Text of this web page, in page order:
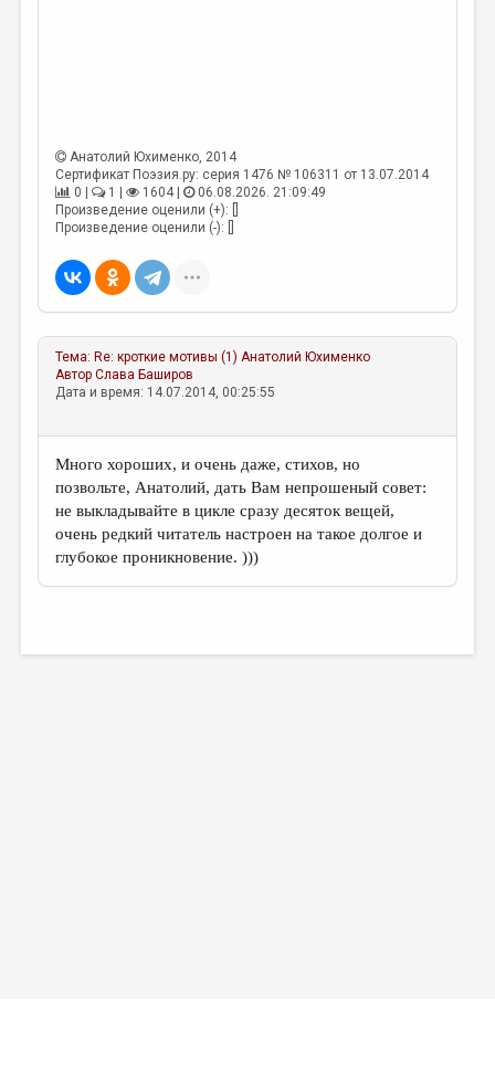
Анатолий Юхименко, 2014
Сертификат Поэзия.ру: серия 1476 № 106311 от 13.07.2014
0 |
1 | 1604 |
06.08.2026. 21:09:49
Произведение оценили (+): []
Произведение оценили (-): []
Тема: Re: кроткие мотивы (1) Анатолий Юхименко
АвторСлава Баширов
Дата и время: 14.07.2014, 00:25:55
Много хороших, и очень даже, стихов, но
позвольте, Анатолий, дать Вам непрошеный совет:
не выкладывайте в цикле сразу десяток вещей,
очень редкий читатель настроен на такое долгое и
глубокое проникновение. )))